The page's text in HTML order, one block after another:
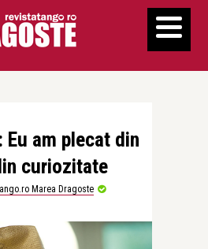
Eu am plecat din
curiozitate
Marea Dragoste